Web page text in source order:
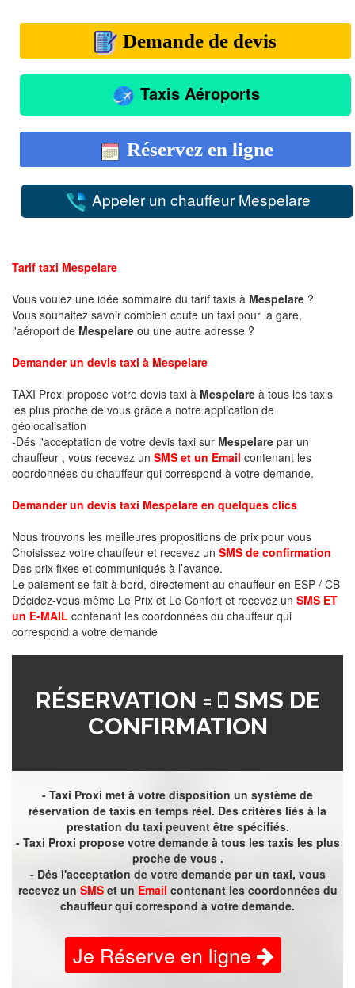
Demande de devis
Taxis Aéroports
Réservez en ligne
Appeler un chauffeur Mespelare
Tarif taxi Mespelare
Vous voulez une idée sommaire du tarif taxis à Mespelare ?
Vous souhaitez savoir combien coute un taxi pour la gare,
l'aéroport de Mespelare ou une autre adresse ?
Demander un devis taxi à Mespelare
TAXI Proxi propose votre devis taxi à Mespelare à tous les taxis
les plus proche de vous grâce a notre application de
géolocalisation
-Dés l'acceptation de votre devis taxi sur Mespelare par un
chauffeur , vous recevez un SMS et un Email contenant les
coordonnées du chauffeur qui correspond à votre demande.
Demander un devis taxi Mespelare en quelques clics
Nous trouvons les meilleures propositions de prix pour vous
Choisissez votre chauffeur et recevez un SMS de confirmation
Des prix fixes et communiqués à l’avance.
Le paiement se fait à bord, directement au chauffeur en ESP / CB
Décidez-vous même Le Prix et Le Confort et recevez un SMS ET
un E-MAIL contenant les coordonnées du chauffeur qui
correspond a votre demande
RÉSERVATION =
SMS DE
CONFIRMATION
- Taxi Proxi met à votre disposition un système de
réservation de taxis en temps réel. Des critères liés à la
prestation du taxi peuvent être spécifiés.
- Taxi Proxi propose votre demande à tous les taxis les plus
proche de vous .
- Dés l'acceptation de votre demande par un taxi, vous
recevez un SMSet un Email contenant les coordonnées du
chauffeur qui correspond à votre demande.
Je Réserve en ligne